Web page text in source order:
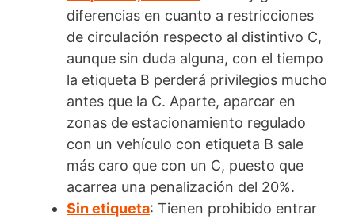
diferencias en cuanto a restricciones
de circulación respecto al distintivo C,
aunque sin duda alguna, con el tiempo
la etiqueta B perderá privilegios mucho
antes que la C. Aparte, aparcar en
zonas de estacionamiento regulado
con un vehículo con etiqueta B sale
más caro que con un C, puesto que
acarrea una penalización del 20%.
Sin etiqueta: Tienen prohibido entrar